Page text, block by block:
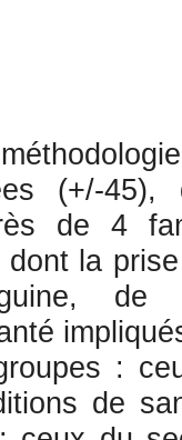
(+/-
de 4
la
:
de